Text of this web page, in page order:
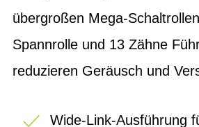
übergroßen Mega-
Spannrolle und 13 Zähne
reduzieren Geräusch und
Wide-Link-Ausführung